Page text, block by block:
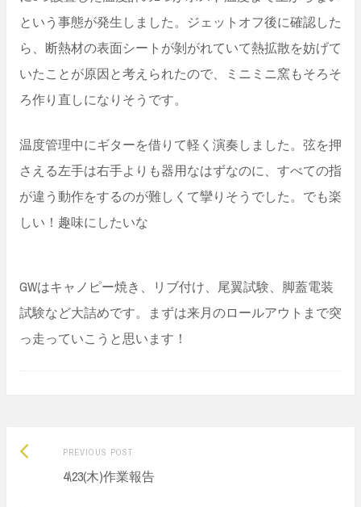
という事態が発生しました。ジェットオフ後に確認した
ら、断熱材の表面シートが剝がれていて熱拡散を妨げて
いたことが原因と考えられたので、ミニミニ窯もそろそ
ろ作り直しになりそうです。
温度管理中にギターを借りて軽く演奏しました。弦を押
さえる左手は右手よりも器用なはずなのに、すべての指
が違う動作をするのが難しくて攣りそうでした。でも楽
しい！趣味にしたいな
GWはキャノピー焼き、リブ付け、尾翼試験、脚蓋電装
試験など大詰めです。まずは来月のロールアウトまで突
っ走っていこうと思います！
Post
navigation
PREVIOUS POSTPrevious
post:
4\23(木)作業報告